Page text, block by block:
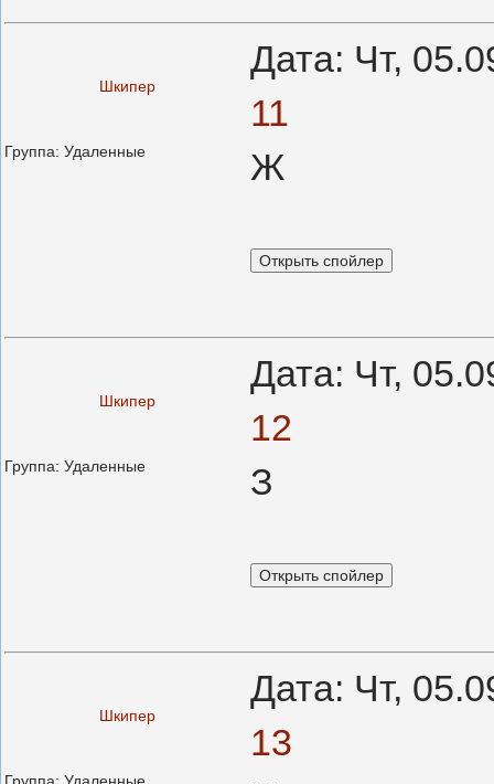
Шкипер
Дата: Чт,
11
Группа: Удаленные Ж
Шкипер
Дата: Чт,
12
Группа: Удаленные З
Шкипер
Дата: Чт,
13